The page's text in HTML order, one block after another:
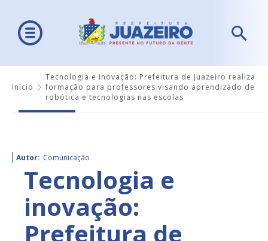
Início
Tecnologia e inovação: Prefeitura de Juazeiro realiza
formação para professores visando aprendizado de
robótica e tecnologias nas escolas
Autor: Comunicação
Tecnologia e
inovação:
Prefeitura de